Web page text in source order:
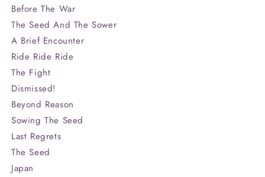
Before The War
The Seed And The Sower
A Brief Encounter
Ride Ride Ride
The Fight
Dismissed!
Beyond Reason
Sowing The Seed
Last Regrets
The Seed
Japan